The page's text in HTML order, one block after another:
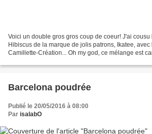
Voici un double gros gros coup de coeur! J'ai
Hibiscus de la marque de jolis patrons, Ikatee,
Camillette-Création... Oh my god, ce mélange est
Barcelona poudrée
Publié le 20/05/2016 à 08:00
Par isalabO